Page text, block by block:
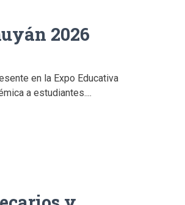
2026
en la Expo Educativa
a estudiantes....